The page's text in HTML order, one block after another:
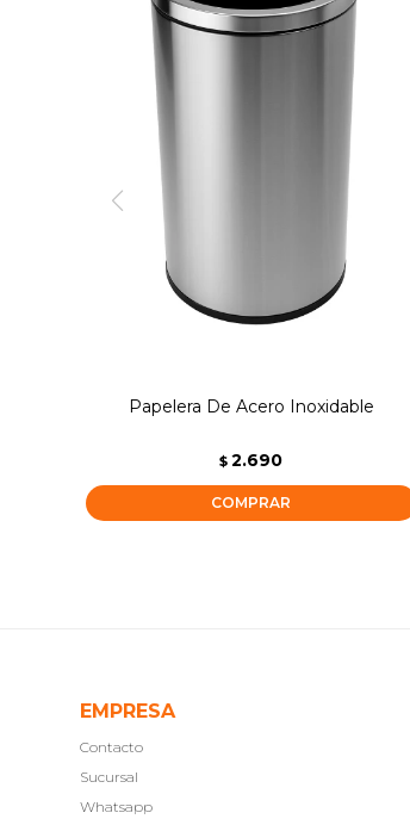
Papelera De Acero Inoxidable
$ 2.690
EMPRESA
Contacto
Sucursal
Whatsapp